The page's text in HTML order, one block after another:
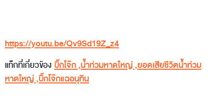
https://youtu.be/Qv9Sd19Z_z4
แท็กที่เกี่ยวข้อง บิ๊กโจ๊ก,น้ำท่วมหาดใหญ่ ,ยอดเสียชีวิตน้ำท่วม
หาดใหญ่ ,บิ๊กโจ๊กแฉอนุทิน